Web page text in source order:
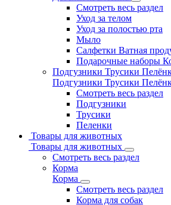
Смотреть весь раздел
Уход за телом
Уход за полостью рта
Мыло
Салфетки Ватная
Подарочные наборы
Подгузники Трусики
Подгузники Трусики
Смотреть весь раздел
Подгузники
Трусики
Пеленки
Товары для животных
Товары для животных
Смотреть весь раздел
Корма
Корма
Смотреть весь раздел
Корма для собак